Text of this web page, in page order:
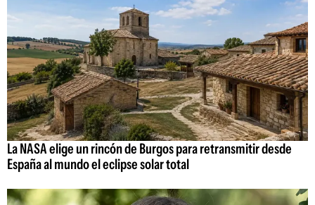
La NASA elige un rincón de Burgos para retransmitir desde
España al mundo el eclipse solar total